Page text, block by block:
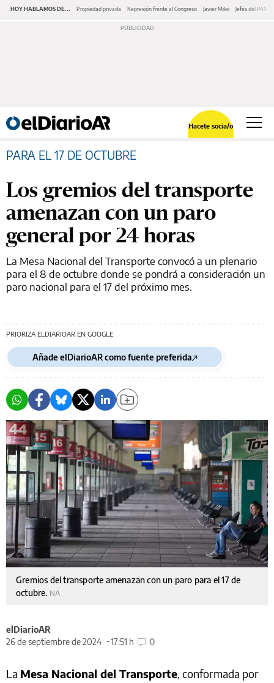
HOY HABLAMOS DE... Propiedad privada Represión frente al Congreso Javier Milei Jefes del PAMI
Hacete socia/o
PARA EL 17 DE OCTUBRE
Los gremios del transporte
amenazan con un paro
general por 24 horas
La Mesa Nacional del Transporte convocó a un plenario
para el 8 de octubre donde se pondrá a consideración un
paro nacional para el 17 del próximo mes.
PRIORIZA ELDIARIOAR EN GOOGLE
Añade elDiarioAR como fuente preferida
Gremios del transporte amenazan con un paro para el 17 de
octubre. NA
elDiarioAR
26 de septiembre de 2024
17:51 h 0
La Mesa Nacional del Transporte, conformada por